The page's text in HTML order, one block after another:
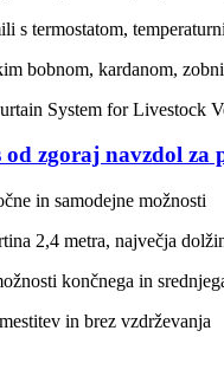
s termostatom,
bobnom, kardanom,
od zgoraj navzdol za
in samodejne možnosti
2,4 metra, največja
končnega in
in brez vzdrževanja